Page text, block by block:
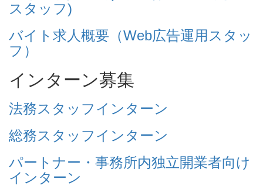
スタッフ)
バイト求人概要（Web広告運用スタッ
フ）
インターン募集
法務スタッフインターン
総務スタッフインターン
パートナー・事務所内独立開業者向け
インターン